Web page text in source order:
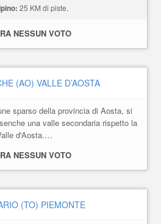
25 KM di piste.
NESSUN VOTO
(AO) VALLE D’AOSTA
sparso della provincia di Aosta, si
una valle secondaria rispetto la
d'Aosta.…
NESSUN VOTO
(TO) PIEMONTE